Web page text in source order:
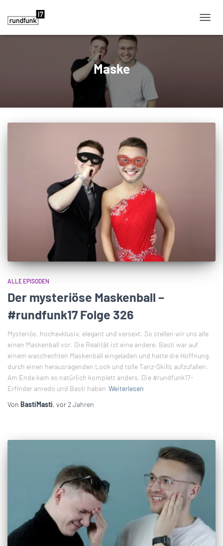
Maske
ALLE EPISODEN
Der mysteriöse Maskenball –
#rundfunk17 Folge 326
Mysteriös, hochexklusiv, elegant und versext: So stellen wir uns alle
einen Maskenball vor. Die Realität ist eine andere. Basti war auf
einem waschechten Maskenball eingeladen und hatte die Hoffnung,
durch einen herausragenden Look und tolle Tanz-Skills aufzufallen.
Am Ende kam es natürlich komplett anders. Die #rundfunk17-
Erfinder anredo und Basti haben Weiterlesen
Von BastiMasti, vor 2 Jahren